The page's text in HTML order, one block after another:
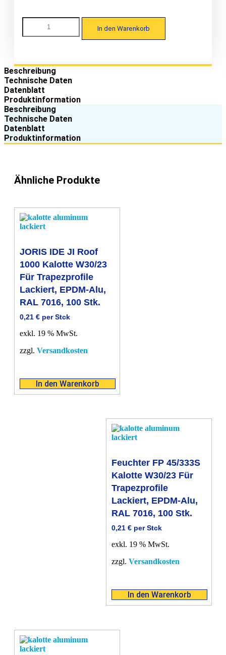
150
für
Trapezprofile,
EPDM-
Alu,
blank,
100
Stk.
Menge
In den Warenkorb
Beschreibung
Technische Daten
Datenblatt
Produktinformation
Beschreibung
Technische Daten
Datenblatt
Produktinformation
Ähnliche Produkte
JORIS IDE JI Roof
1000 Kalotte W30/23
Für Trapezprofile
Lackiert, EPDM-Alu,
RAL 7016, 100 Stk.
0,21 € per Stck
exkl. 19 % MwSt.
zzgl. Versandkosten
In den Warenkorb
Feuchter FP 45/333S
Kalotte W30/23 Für
Trapezprofile
Lackiert, EPDM-Alu,
RAL 7016, 100 Stk.
0,21 € per Stck
exkl. 19 % MwSt.
zzgl. Versandkosten
In den Warenkorb